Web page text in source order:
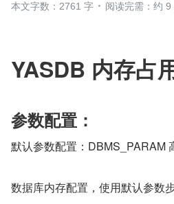
本文字数：2761 字
阅读完需：约 9
YASDB 内存占
参数配置：
默认参数配置：DBMS_PARAM
数据库内存配置，使用默认参数